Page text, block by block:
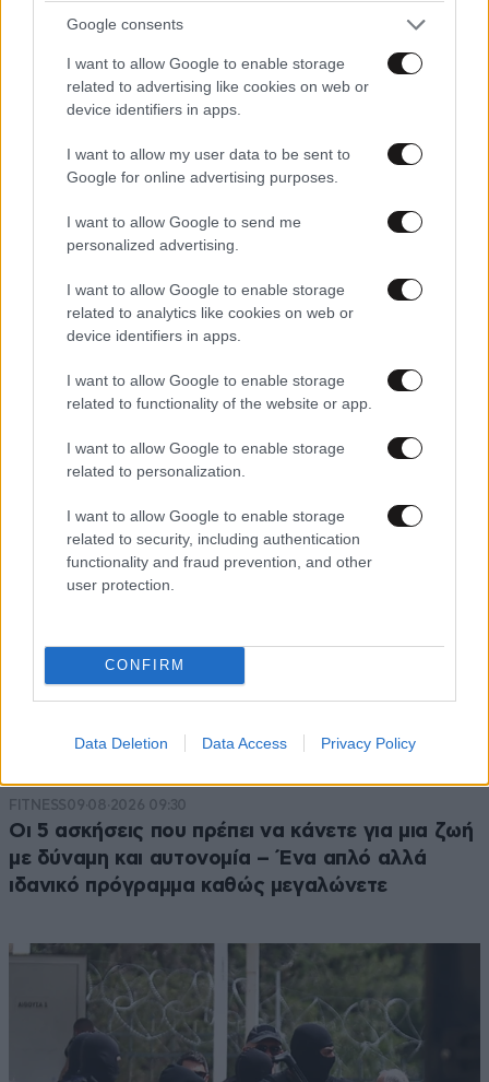
Google consents
I want to allow Google to enable storage
related to advertising like cookies on web or
device identifiers in apps.
I want to allow my user data to be sent to
Google for online advertising purposes.
I want to allow Google to send me
personalized advertising.
I want to allow Google to enable storage
related to analytics like cookies on web or
device identifiers in apps.
I want to allow Google to enable storage
related to functionality of the website or app.
I want to allow Google to enable storage
related to personalization.
I want to allow Google to enable storage
related to security, including authentication
functionality and fraud prevention, and other
user protection.
CONFIRM
Data Deletion Data Access Privacy Policy
FITNESS09·08·2026 09:30
Οι 5 ασκήσεις που πρέπει να κάνετε για μια ζωή
με δύναμη και αυτονομία – Ένα απλό αλλά
ιδανικό πρόγραμμα καθώς μεγαλώνετε